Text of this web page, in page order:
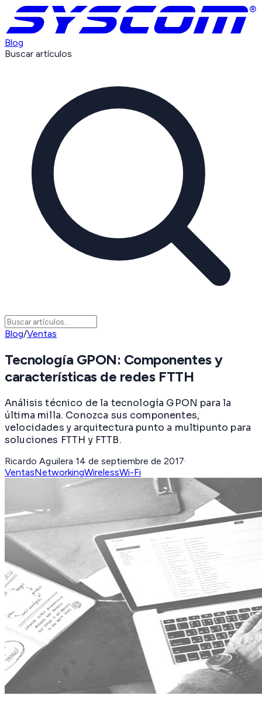
Blog
Buscar artículos
Blog/Ventas
Tecnología GPON: Componentes y
características de redes FTTH
Análisis técnico de la tecnología GPON para la
última milla. Conozca sus componentes,
velocidades y arquitectura punto a multipunto para
soluciones FTTH y FTTB.
Ricardo Aguilera·14 de septiembre de 2017·
VentasNetworkingWirelessWi-Fi